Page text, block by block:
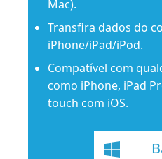
Mac).
Transfira dados do
iPhone/iPad/iPod.
Compatível com
como iPhone, iPad
touch com iOS.